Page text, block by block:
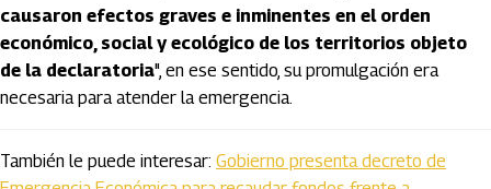
causaron efectos graves e inminentes en el orden
económico, social y ecológico de los territorios objeto
de la declaratoria", en ese sentido, su promulgación era
necesaria para atender la emergencia.
También le puede interesar: Gobierno presenta decreto de